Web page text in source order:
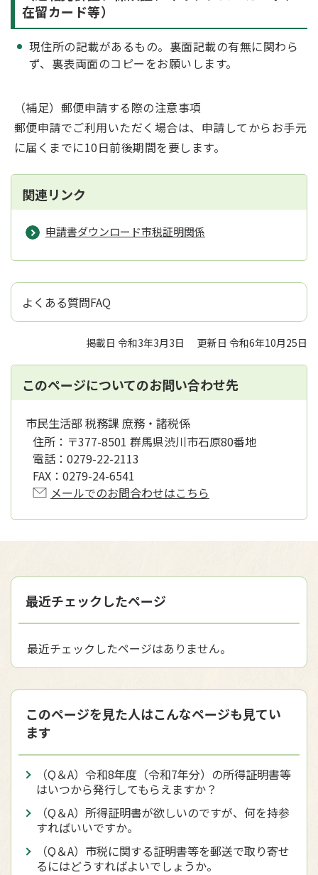
在留カード等）
現住所の記載があるもの。裏面記載の有無に関わら
ず、裏表両面のコピーをお願いします。
（補足）郵便申請する際の注意事項
郵便申請でご利用いただく場合は、申請してからお手元
に届くまでに10日前後期間を要します。
関連リンク
申請書ダウンロード市税証明関係
よくある質問FAQ
掲載日 令和3年3月3日 更新日 令和6年10月25日
このページについてのお問い合わせ先
市民生活部 税務課 庶務・諸税係
住所： 〒377-8501 群馬県渋川市石原80番地
電話： 0279-22-2113
FAX： 0279-24-6541
メールでのお問合わせはこちら
最近チェックしたページ
最近チェックしたページはありません。
このページを見た人はこんなページも見てい
ます
（Q＆A）令和8年度（令和7年分）の所得証明書等
はいつから発行してもらえますか？
（Q＆A）所得証明書が欲しいのですが、何を持参
すればいいですか。
（Q＆A）市税に関する証明書等を郵送で取り寄せ
るにはどうすればよいでしょうか。